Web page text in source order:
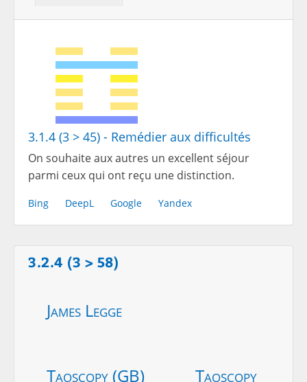
3.1.4 (3 > 45) - Remédier aux difficultés
On souhaite aux autres un excellent séjour
parmi ceux qui ont reçu une distinction.
Bing DeepL Google Yandex
3.2.4 (3 > 58)
James Legge
Taoscopy (GB) Taoscopy